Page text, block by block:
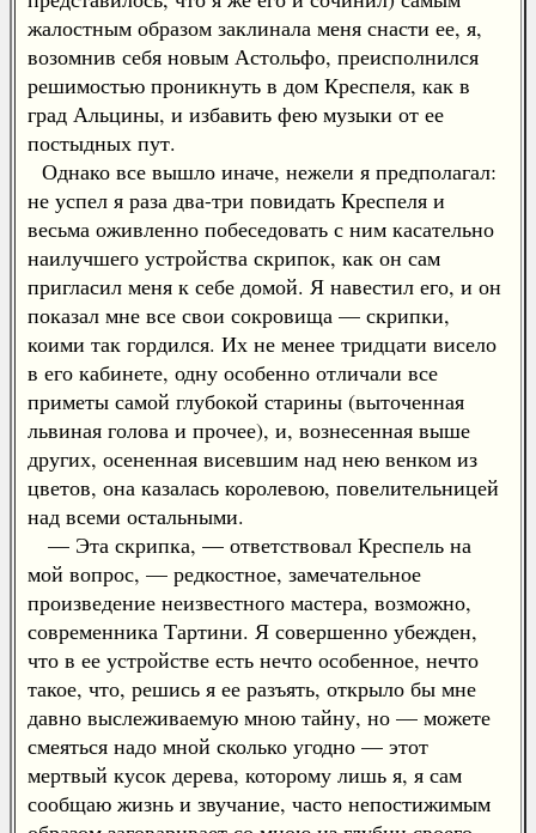
жалостным образом заклинала меня снасти ее, я,
возомнив себя новым Астольфо, преисполнился
решимостью проникнуть в дом Креспеля, как в
град Альцины, и избавить фею музыки от ее
постыдных пут.
Однако все вышло иначе, нежели я предполагал:
не успел я раза два-три повидать Креспеля и
весьма оживленно побеседовать с ним касательно
наилучшего устройства скрипок, как он сам
пригласил меня к себе домой. Я навестил его, и он
показал мне все свои сокровища — скрипки,
коими так гордился. Их не менее тридцати висело
в его кабинете, одну особенно отличали все
приметы самой глубокой старины (выточенная
львиная голова и прочее), и, вознесенная выше
других, осененная висевшим над нею венком из
цветов, она казалась королевою, повелительницей
над всеми остальными.
— Эта скрипка, — ответствовал Креспель на
мой вопрос, — редкостное, замечательное
произведение неизвестного мастера, возможно,
современника Тартини. Я совершенно убежден,
что в ее устройстве есть нечто особенное, нечто
такое, что, решись я ее разъять, открыло бы мне
давно выслеживаемую мною тайну, но — можете
смеяться надо мной сколько угодно — этот
мертвый кусок дерева, которому лишь я, я сам
сообщаю жизнь и звучание, часто непостижимым